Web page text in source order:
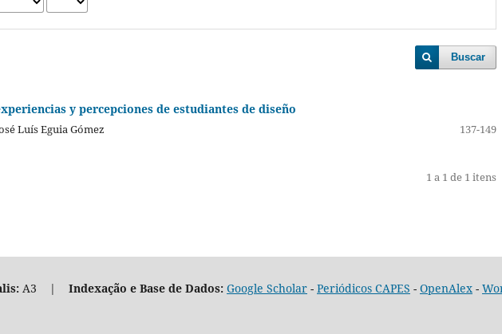
Buscar
y percepciones de estudiantes de diseño
Luís Eguia Gómez 137-149
1 a 1 de 1 itens
A3 | Indexação e Base de Dados: Google Scholar - Periódicos CAPES - OpenAlex -